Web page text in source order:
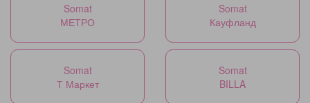
Somat
МЕТРО
Somat
Кауфланд
Somat
Т Маркет
Somat
BILLA